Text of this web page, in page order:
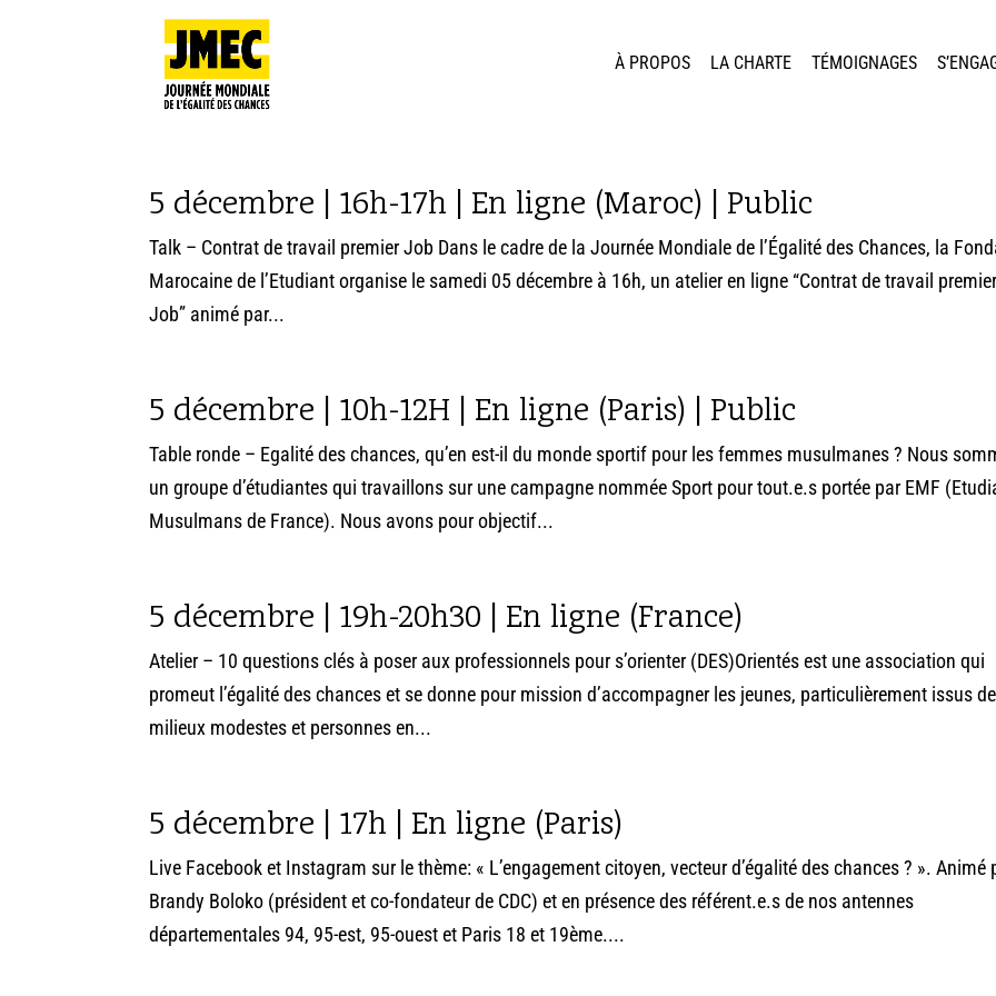
À PROPOS LA CHARTE TÉMOIGNAGES
5 décembre | 16h-17h | En ligne (Maroc) | Public
Talk – Contrat de travail premier Job Dans le cadre de la Journée Mondiale de l’Égalité des Chances, la
Marocaine de l’Etudiant organise le samedi 05 décembre à 16h, un atelier en ligne “Contrat de travail premier
Job” animé par...
5 décembre | 10h-12H | En ligne (Paris) | Public
Table ronde – Egalité des chances, qu’en est-il du monde sportif pour les femmes musulmanes ? Nous
un groupe d’étudiantes qui travaillons sur une campagne nommée Sport pour tout.e.s portée par EMF
Musulmans de France). Nous avons pour objectif...
5 décembre | 19h-20h30 | En ligne (France)
Atelier – 10 questions clés à poser aux professionnels pour s’orienter (DES)Orientés est une association qui
promeut l’égalité des chances et se donne pour mission d’accompagner les jeunes, particulièrement issus de
milieux modestes et personnes en...
5 décembre | 17h | En ligne (Paris)
Live Facebook et Instagram sur le thème: « L’engagement citoyen, vecteur d’égalité des chances ? ». Animé
Brandy Boloko (président et co-fondateur de CDC) et en présence des référent.e.s de nos antennes
départementales 94, 95-est, 95-ouest et Paris 18 et 19ème....